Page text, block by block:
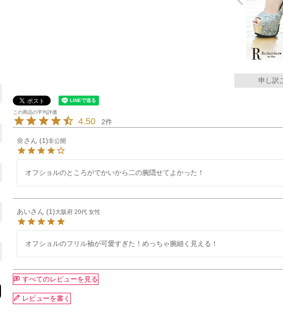
申し訳
4.50 2
🌼 1 非公開
オフショルのところがでかいから二の腕隠せてよかった！
あい 1 大阪府 20代 女性
オフショルのフリル袖が可愛すぎた！めっちゃ腕細く見える！
すべてのレビューを見る
レビューを書く